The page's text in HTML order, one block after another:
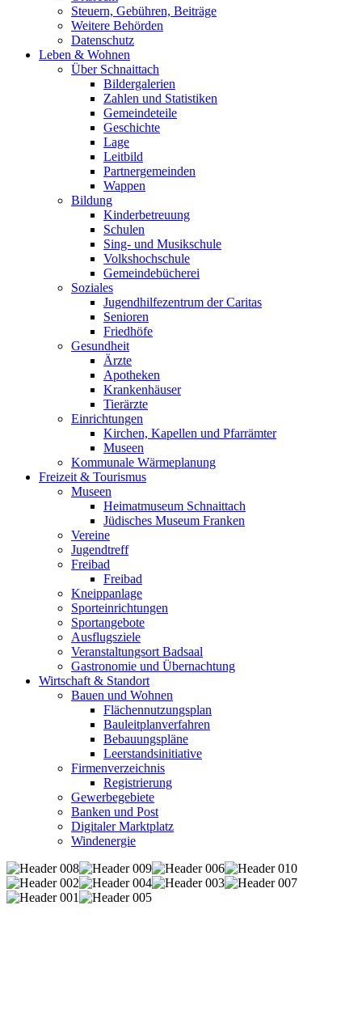
Steuern, Gebühren, Beiträge
Weitere Behörden
Datenschutz
Leben & Wohnen
Über Schnaittach
Bildergalerien
Zahlen und Statistiken
Gemeindeteile
Geschichte
Lage
Leitbild
Partnergemeinden
Wappen
Bildung
Kinderbetreuung
Schulen
Sing- und Musikschule
Volkshochschule
Gemeindebücherei
Soziales
Jugendhilfezentrum der Caritas
Senioren
Friedhöfe
Gesundheit
Ärzte
Apotheken
Krankenhäuser
Tierärzte
Einrichtungen
Kirchen, Kapellen und Pfarrämter
Museen
Kommunale Wärmeplanung
Freizeit & Tourismus
Museen
Heimatmuseum Schnaittach
Jüdisches Museum Franken
Vereine
Jugendtreff
Freibad
Freibad
Kneippanlage
Sporteinrichtungen
Sportangebote
Ausflugsziele
Veranstaltungsort Badsaal
Gastronomie und Übernachtung
Wirtschaft & Standort
Bauen und Wohnen
Flächennutzungsplan
Bauleitplanverfahren
Bebauungspläne
Leerstandsinitiative
Firmenverzeichnis
Registrierung
Gewerbegebiete
Banken und Post
Digitaler Marktplatz
Windenergie